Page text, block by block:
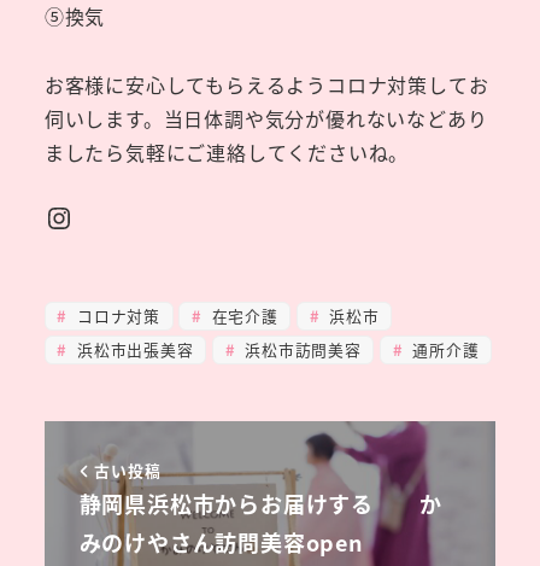
⑤換気
お客様に安心してもらえるようコロナ対策してお
伺いします。当日体調や気分が優れないなどあり
ましたら気軽にご連絡してくださいね。
Instagram
コロナ対策 在宅介護
浜松市
浜松市出張美容
浜松市訪問美容 通所介護
古い投稿
静岡県浜松市からお届けする か
みのけやさん訪問美容open